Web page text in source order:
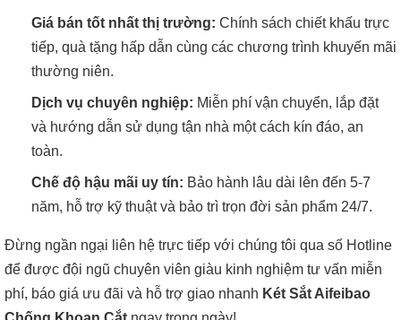
Giá bán tốt nhất thị trường: Chính sách chiết khấu trực
tiếp, quà tặng hấp dẫn cùng các chương trình khuyến mãi
thường niên.
Dịch vụ chuyên nghiệp: Miễn phí vận chuyển, lắp đặt
và hướng dẫn sử dụng tận nhà một cách kín đáo, an
toàn.
Chế độ hậu mãi uy tín: Bảo hành lâu dài lên đến 5-7
năm, hỗ trợ kỹ thuật và bảo trì trọn đời sản phẩm 24/7.
Đừng ngần ngại liên hệ trực tiếp với chúng tôi qua số Hotline
để được đội ngũ chuyên viên giàu kinh nghiệm tư vấn miễn
phí, báo giá ưu đãi và hỗ trợ giao nhanh Két Sắt Aifeibao